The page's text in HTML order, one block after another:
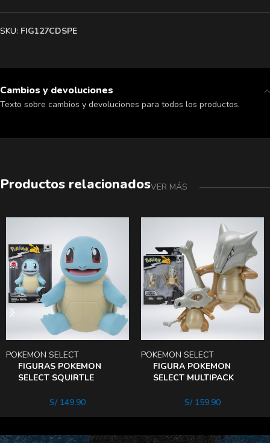
SKU: FIG127CDSPE
Cambios y devoluciones
Texto sobre cambios y devoluciones para todos los productos.
Productos relacionadosVER MÁS
FIGURAS POKEMON
SELECT SQUIRTLE
POKEMON SELECT
S/149.90
FIGURA POKEMON
SELECT MULTIPACK
POKEMON SELECT
S/159.90